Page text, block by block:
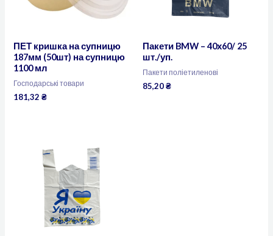
ПЕТ кришка на супницю
187мм (50шт) на супницю
1100 мл
Господарські товари
181,32₴
Пакети BMW – 40х60/ 25
шт./уп.
Пакети поліетиленові
85,20₴